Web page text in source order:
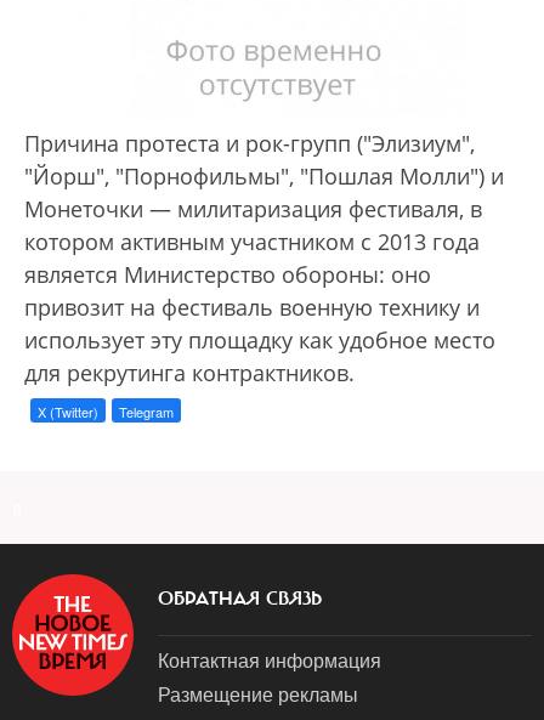
Причина протеста и рок-групп ("Элизиум",
"Йорш", "Порнофильмы", "Пошлая Молли") и
Монеточки — милитаризация фестиваля, в
котором активным участником с 2013 года
является Министерство обороны: оно
привозит на фестиваль военную технику и
использует эту площадку как удобное место
для рекрутинга контрактников.
X (Twitter) Telegram
ОБРАТНАЯ СВЯЗЬ
Контактная информация
Размещение рекламы